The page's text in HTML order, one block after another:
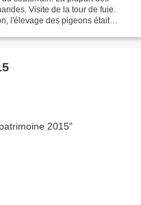
Visite de la tour de fuie.
l'élevage des pigeons était